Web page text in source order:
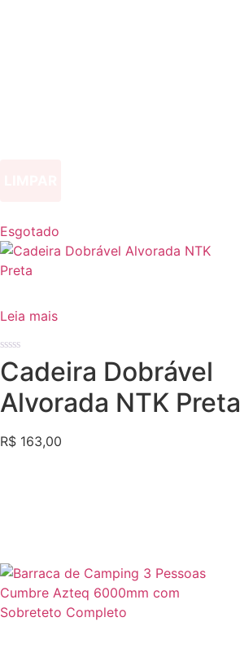
Esgotado
Leia mais
Avaliação
0
de
Cadeira Dobrável
Alvorada NTK Preta
R$ 163,00